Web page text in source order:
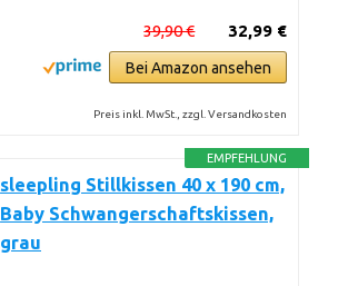
32,99 €
39,90 €
Bei Amazon ansehen
Preis inkl. MwSt., zzgl. Versandkosten
EMPFEHLUNG
sleepling Stillkissen 40 x 190 cm,
Baby Schwangerschaftskissen,
grau